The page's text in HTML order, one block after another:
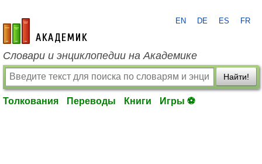
academic.ru
EN DE ES FR
Словари и энциклопедии на Академике
Найти!
Толкования Переводы Книги Игры ⚽